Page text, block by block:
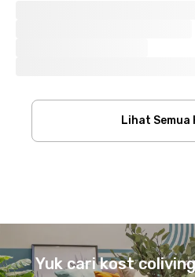
Lihat Semua
Yuk cari kost